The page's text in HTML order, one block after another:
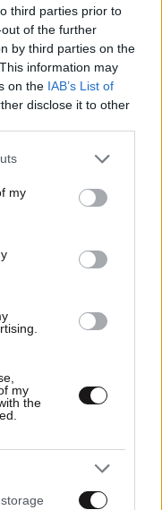
third parties prior to
of the further
by third parties on the
information may
on the IAB’s List of
disclose it to other
one or more Google
You may click to
third-party tags to
in below Google
my
my
the
στο Eurogroup
– Της απάντησα
για την